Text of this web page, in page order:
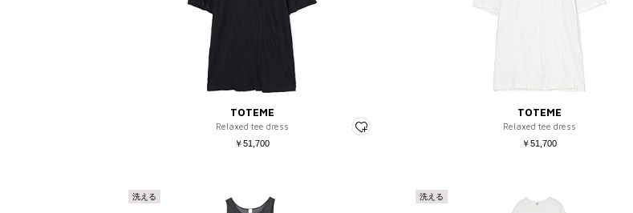
販売タイプ
26.5
27
27.5
28～
TOTEME
Relaxed tee dress
￥51,700
TOTEME
Relaxed tee dress
￥51,700
洗える 洗える